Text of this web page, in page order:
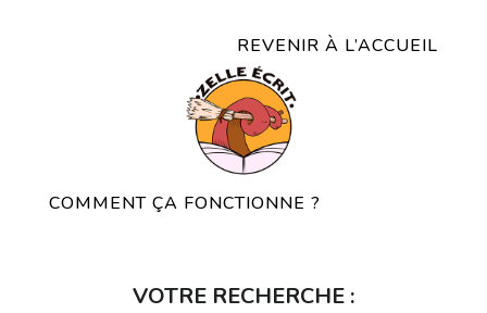
REVENIR À L’ACCUEIL
COMMENT ÇA FONCTIONNE ?
VOTRE RECHERCHE :